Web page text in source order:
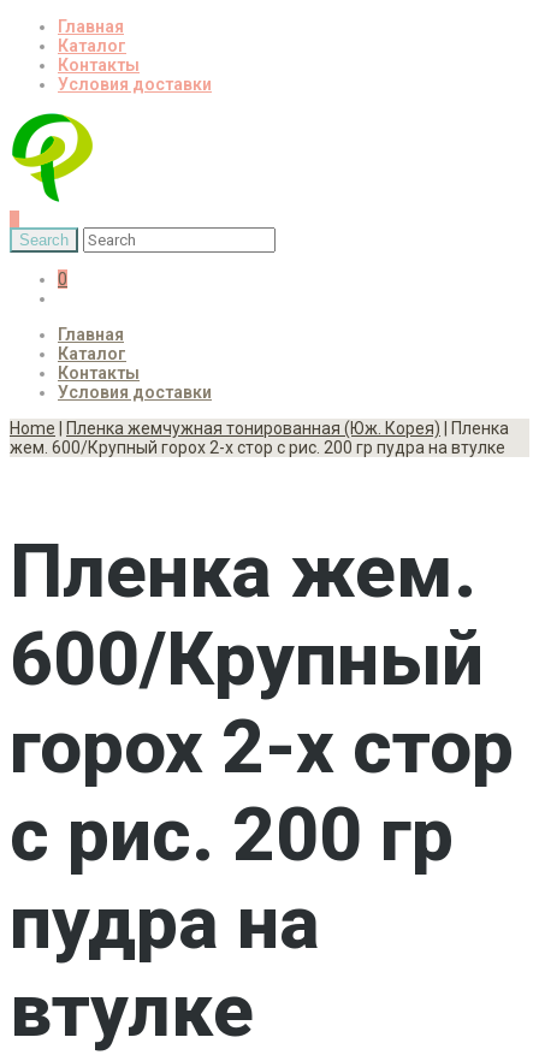
Главная
Каталог
Контакты
Условия доставки
0
Главная
Каталог
Контакты
Условия доставки
Home
Пленка жемчужная тонированная (Юж. Корея) | Пленка
жем. 600/Крупный горох 2-х стор с рис. 200 гр пудра на втулке
Пленка жем.
600/Крупный
горох 2-х стор
с рис. 200 гр
пудра на
втулке